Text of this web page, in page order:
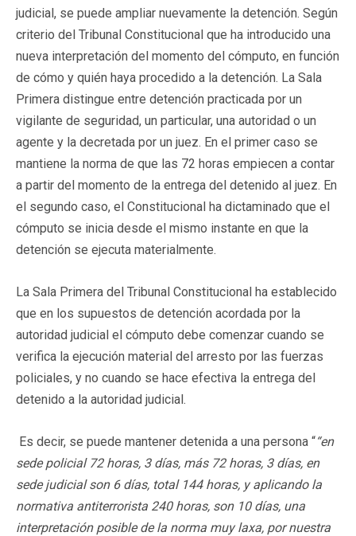
judicial, se puede ampliar nuevamente la detención. Según
criterio del Tribunal Constitucional que ha introducido una
nueva interpretación del momento del cómputo, en función
de cómo y quién haya procedido a la detención. La Sala
Primera distingue entre detención practicada por un
vigilante de seguridad, un particular, una autoridad o un
agente y la decretada por un juez. En el primer caso se
mantiene la norma de que las 72 horas empiecen a contar
a partir del momento de la entrega del detenido al juez. En
el segundo caso, el Constitucional ha dictaminado que el
cómputo se inicia desde el mismo instante en que la
detención se ejecuta materialmente.
La Sala Primera del Tribunal Constitucional ha establecido
que en los supuestos de detención acordada por la
autoridad judicial el cómputo debe comenzar cuando se
verifica la ejecución material del arresto por las fuerzas
policiales, y no cuando se hace efectiva la entrega del
detenido a la autoridad judicial.
Es decir, se puede mantener detenida a una persona ““en
sede policial 72 horas, 3 días, más 72 horas, 3 días, en
sede judicial son 6 días, total 144 horas, y aplicando la
normativa antiterrorista 240 horas, son 10 días, una
interpretación posible de la norma muy laxa, por nuestra